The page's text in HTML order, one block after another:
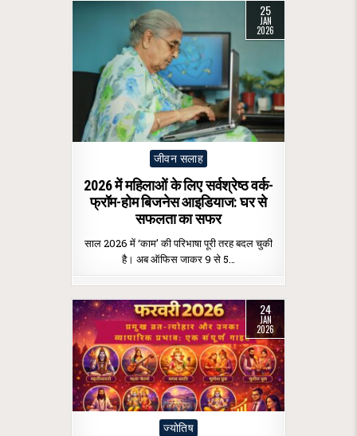
25
JAN
2026
Posted
जीवन सलाह
2026 में महिलाओं के लिए सर्वश्रेष्ठ वर्क-
फ्रॉम-होम बिजनेस आइडियाज: घर से
सफलता का सफर
साल 2026 में ‘काम’ की परिभाषा पूरी तरह बदल चुकी
है। अब ऑफिस जाकर 9 से 5…
24
JAN
2026
Posted
ज्योतिष